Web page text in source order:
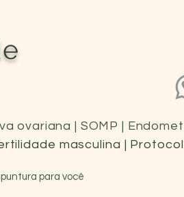
ovariana | SOMP |
masculina |
para você